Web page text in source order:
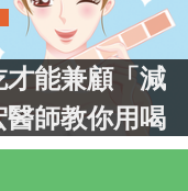
能兼顧「減
師教你用喝